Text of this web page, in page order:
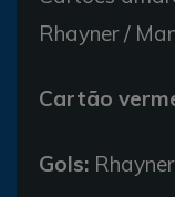
Rhayner /
Cartão
Gols: